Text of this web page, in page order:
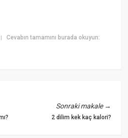
Cevabın tamamını burada okuyun:
Sonraki makale→
2 dilim kek kaç kalori?